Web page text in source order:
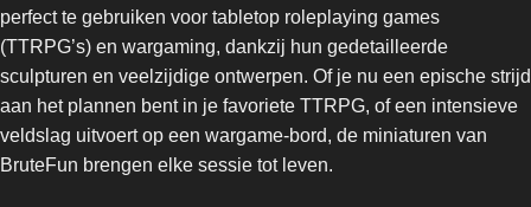
perfect te gebruiken voor tabletop roleplaying games
(TTRPG’s) en wargaming, dankzij hun gedetailleerde
sculpturen en veelzijdige ontwerpen. Of je nu een epische strijd
aan het plannen bent in je favoriete TTRPG, of een intensieve
veldslag uitvoert op een wargame-bord, de miniaturen van
BruteFun brengen elke sessie tot leven.